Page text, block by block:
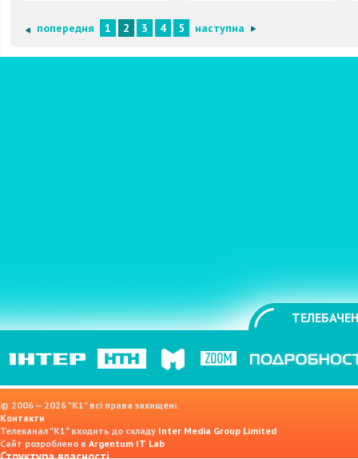
попередня 1 2 3 4 5 наступна
© 2006 — 2026 "K1" всі права захищені.
Контакти
Телеканал "К1" входить до складу Inter Media Group Limited
Сайт розроблено в Argentum IT Lab